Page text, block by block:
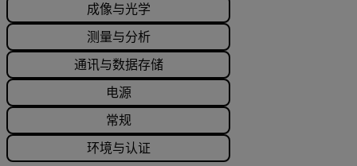
成像与光学
测量与分析
通讯与数据存储
电源
常规
环境与认证